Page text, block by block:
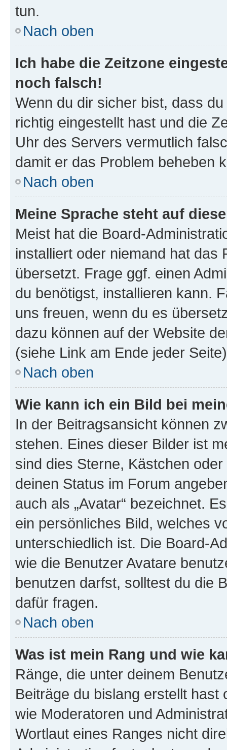
tun.
Nach oben
Ich habe die Zeitzone
noch falsch!
Wenn du dir sicher bist, dass
richtig eingestellt hast und die
Uhr des Servers vermutlich
damit er das Problem beheben
Nach oben
Meine Sprache steht auf
Meist hat die Board-
installiert oder niemand hat das
übersetzt. Frage ggf. einen
du benötigst, installieren kann.
uns freuen, wenn du es
dazu können auf der Website
(siehe Link am Ende jeder
Nach oben
Wie kann ich ein Bild bei
In der Beitragsansicht können
stehen. Eines dieser Bilder ist
sind dies Sterne, Kästchen
deinen Status im Forum
auch als „Avatar“ bezeichnet.
ein persönliches Bild, welches
unterschiedlich ist. Die Board-
wie die Benutzer Avatare
benutzen darfst, solltest du die
dafür fragen.
Nach oben
Was ist mein Rang und wie
Ränge, die unter deinem
Beiträge du bislang erstellt
wie Moderatoren und
Wortlaut eines Ranges nicht